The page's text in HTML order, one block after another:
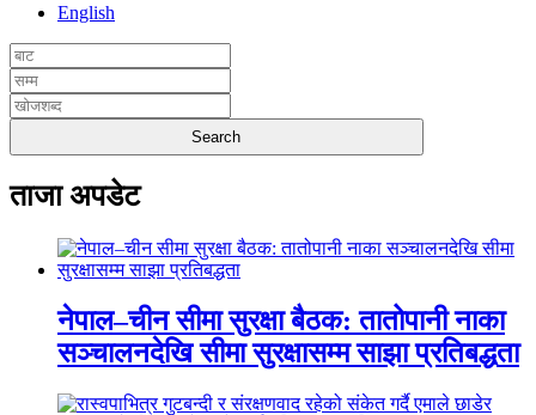
English
ताजा अपडेट
नेपाल–चीन सीमा सुरक्षा बैठक: तातोपानी नाका
सञ्चालनदेखि सीमा सुरक्षासम्म साझा प्रतिबद्धता